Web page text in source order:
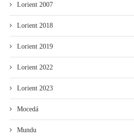
Lorient 2007
Lorient 2018
Lorient 2019
Lorient 2022
Lorient 2023
Mocedá
Mundu